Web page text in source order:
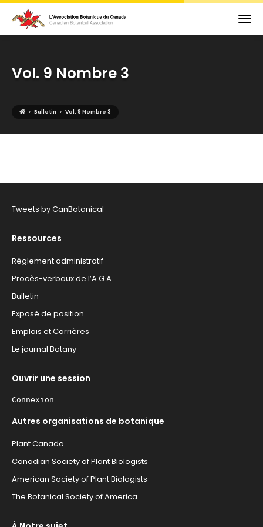
Vol. 9 Nombre 3
› Bulletin › Vol. 9 Nombre 3
Tweets by CanBotanical
Ressources
Règlement administratif
Procès-verbaux de l’A.G.A.
Bulletin
Exposé de position
Emplois et Carrières
Le journal Botany
Ouvrir une session
Connexion
Autres organisations de botanique
Plant Canada
Canadian Society of Plant Biologists
American Society of Plant Biologists
The Botanical Society of America